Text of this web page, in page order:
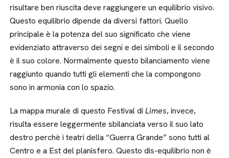
risultare ben riuscita deve raggiungere un equilibrio visivo.
Questo equilibrio dipende da diversi fattori. Quello
principale è la potenza del suo significato che viene
evidenziato attraverso dei segni e dei simboli e il secondo
è il suo colore. Normalmente questo bilanciamento viene
raggiunto quando tutti gli elementi che la compongono
sono in armonia con lo spazio.
La mappa murale di questo Festival diLimes, invece,
risulta essere leggermente sbilanciata verso il suo lato
destro perchè i teatri della “Guerra Grande” sono tutti al
Centro e a Est del planisfero. Questo dis-equilibrio non è